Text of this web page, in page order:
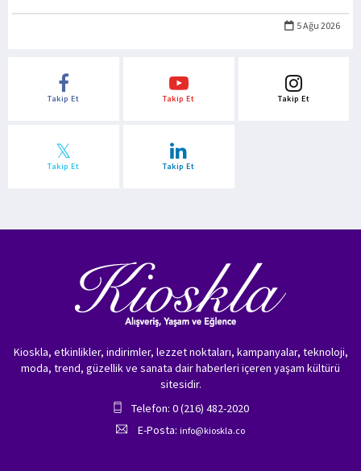
5 Ağu 2026
Takip Et Takip Et Takip Et
Takip Et Takip Et
Kioskla, etkinlikler, indirimler, lezzet noktaları, kampanyalar, teknoloji,
moda, trend, güzellik ve sanata dair haberleri içeren yaşam kültürü
sitesidir.
Telefon: 0 (216) 482-2020
E-Posta: info@kioskla.co